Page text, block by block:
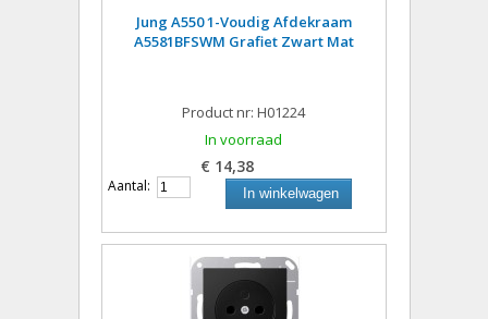
Jung A550 1-Voudig Afdekraam
A5581BFSWM Grafiet Zwart Mat
Product nr: H01224
In voorraad
€ 14,38
Aantal: In winkelwagen